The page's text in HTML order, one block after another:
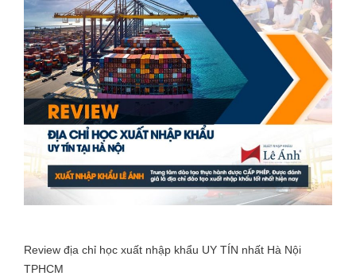
Review địa chỉ học xuất nhập khẩu UY TÍN nhất Hà Nội
TPHCM